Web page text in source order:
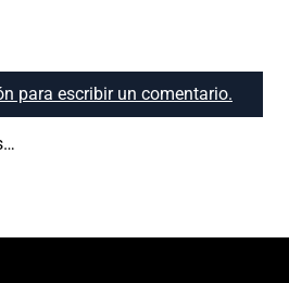
para escribir un comentario.